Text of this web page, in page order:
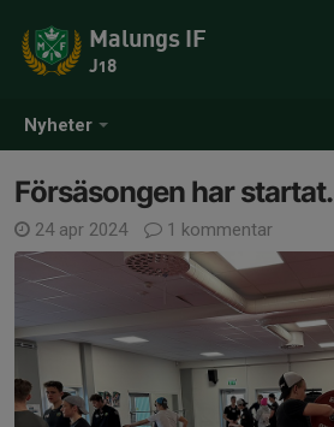
Nyheter
Malungs IF
J18
Försäsongen har startat.
24 apr 2024 1 kommentar